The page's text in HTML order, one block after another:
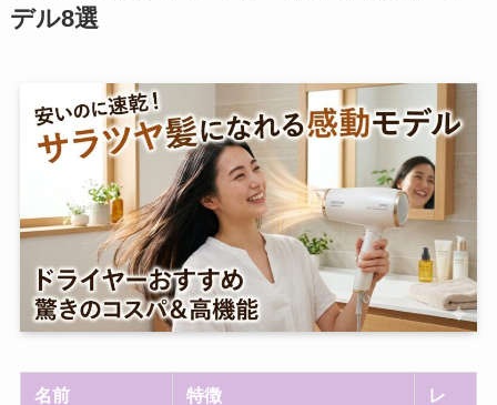
デル8選
名前 特徴
レ